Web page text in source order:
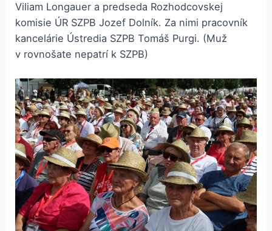
Viliam Longauer a predseda Rozhodcovskej
komisie ÚR SZPB Jozef Dolník. Za nimi pracovník
kancelárie Ústredia SZPB Tomáš Purgi. (Muž
v rovnošate nepatrí k SZPB)